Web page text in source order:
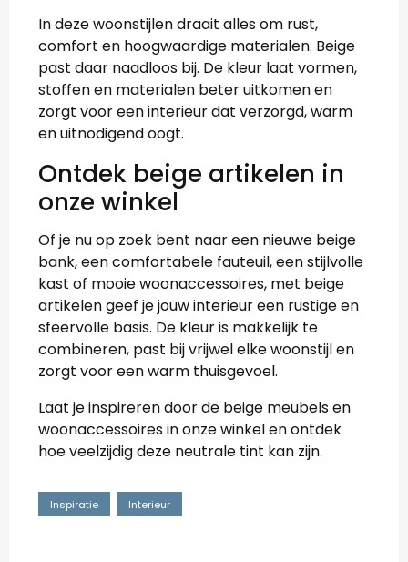
In deze woonstijlen draait alles om rust,
comfort en hoogwaardige materialen. Beige
past daar naadloos bij. De kleur laat vormen,
stoffen en materialen beter uitkomen en
zorgt voor een interieur dat verzorgd, warm
en uitnodigend oogt.
Ontdek beige artikelen in
onze winkel
Of je nu op zoek bent naar een nieuwe beige
bank, een comfortabele fauteuil, een stijlvolle
kast of mooie woonaccessoires, met beige
artikelen geef je jouw interieur een rustige en
sfeervolle basis. De kleur is makkelijk te
combineren, past bij vrijwel elke woonstijl en
zorgt voor een warm thuisgevoel.
Laat je inspireren door de beige meubels en
woonaccessoires in onze winkel en ontdek
hoe veelzijdig deze neutrale tint kan zijn.
Inspiratie Interieur